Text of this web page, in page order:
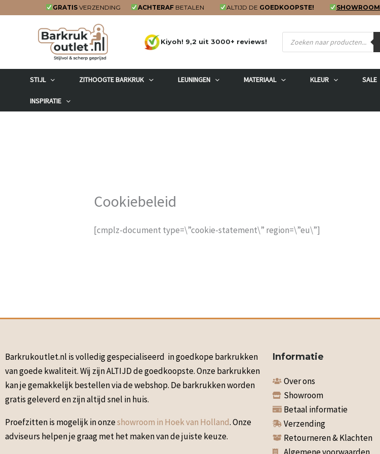
GRATIS VERZENDING ACHTERAF BETALEN ALTIJD DE GOEDKOOPSTE! SHOWROOM
Kiyoh! 9,2 uit 3000+ reviews!
Producten
zoeken
STIJL ZITHOOGTE BARKRUK LEUNINGEN MATERIAAL KLEUR SALE
INSPIRATIE
Cookiebeleid
[cmplz-document type=\”cookie-statement\” region=\”eu\”]
Barkrukoutlet.nl is volledig gespecialiseerd in goedkope barkrukken
van goede kwaliteit. Wij zijn ALTIJD de goedkoopste. Onze barkrukken
kan je gemakkelijk bestellen via de webshop. De barkrukken worden
gratis geleverd en zijn altijd snel in huis.
Proefzitten is mogelijk in onzeshowroom in Hoek van Holland. Onze
adviseurs helpen je graag met het maken van de juiste keuze.
Informatie
Over ons
Showroom
Betaal informatie
Verzending
Retourneren & Klachten